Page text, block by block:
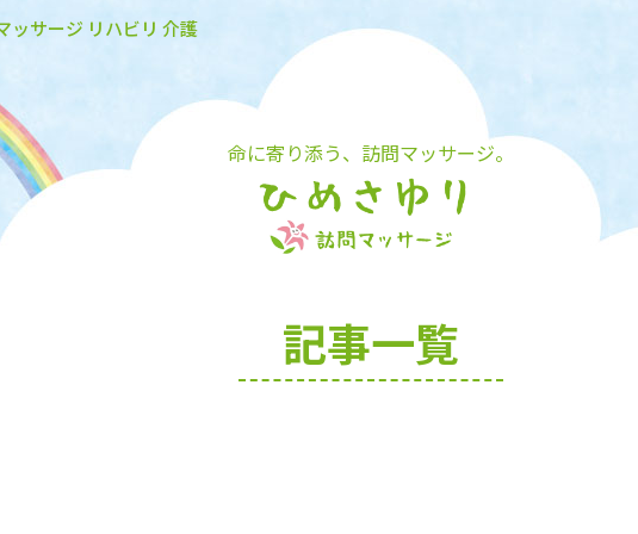
命に寄り添う、訪問マッサージ。
ッサージ リハビリ 介護
記事一覧